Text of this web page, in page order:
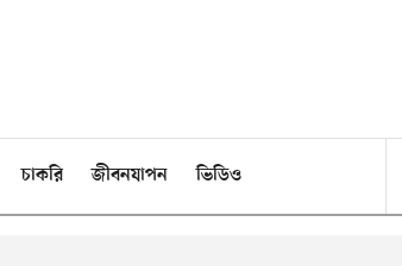
চাকরি জীবনযাপন ভিডিও